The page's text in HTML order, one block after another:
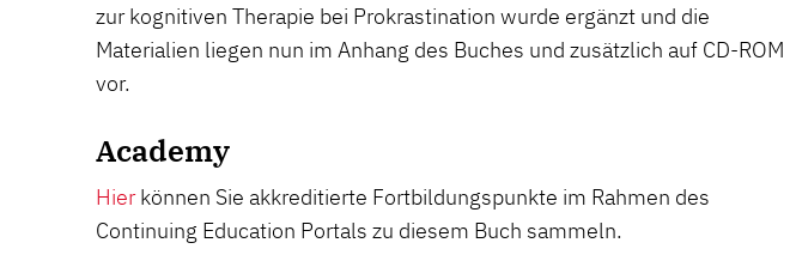
zur kognitiven Therapie bei Prokrastination wurde ergänzt und die
Materialien liegen nun im Anhang des Buches und zusätzlich auf CD-ROM
vor.
Academy
Hierkönnen Sie akkreditierte Fortbildungspunkte im Rahmen des
Continuing Education Portals zu diesem Buch sammeln.